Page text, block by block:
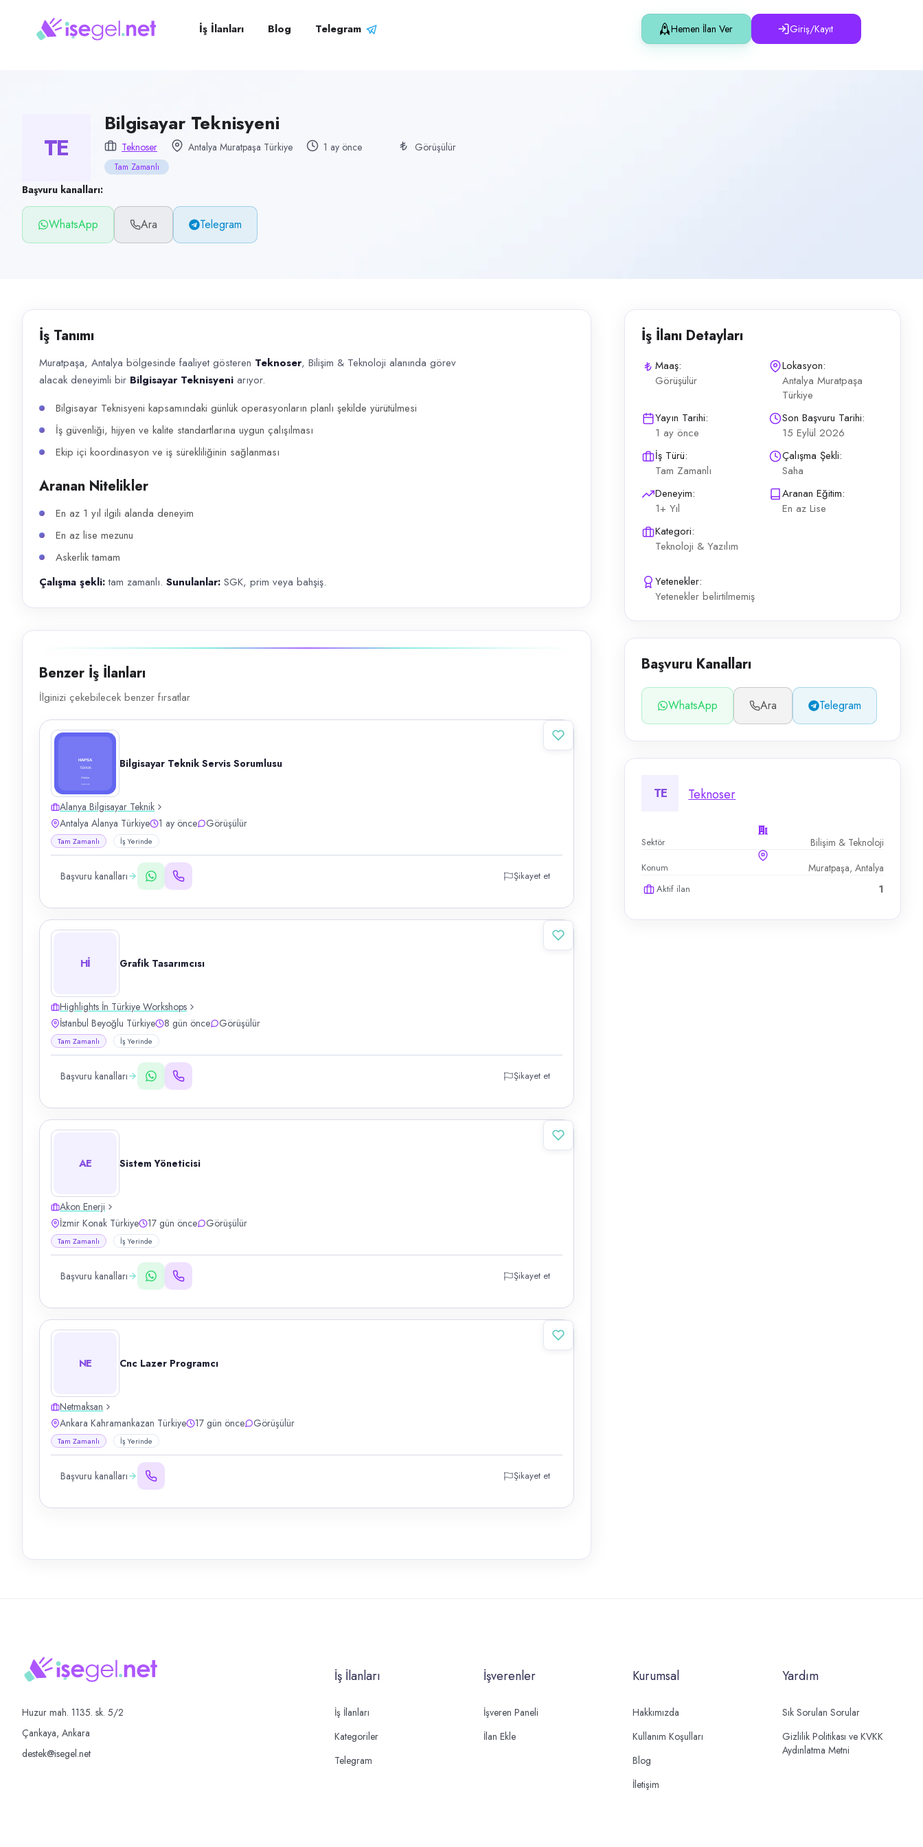
Bilgisayar Teknisyeni
Muratpaşa, Antalya
Çalışma şekli
Tam Zamanlı
Yayın tarihi
17 Haziran 2026
Başvuru kanalları
WhatsApp, Telegram, Telefon
İlan açıklaması
Muratpaşa, Antalya bölgesinde faaliyet gösteren Teknoser , Bilişim & Teknoloji alanında görev alacak deneyimli bir Bilgisayar Teknisyeni arıyor. Bilgisayar Teknisyeni kapsamındaki günlük operasyonların
İş İlanları Blog Telegram Hemen İlan Ver Giriş/Kayıt
TE
Bilgisayar Teknisyeni
Teknoser Antalya Muratpaşa Türkiye 1 ay önce Görüşülür
Tam Zamanlı
Başvuru kanalları:
WhatsApp Ara Telegram
İş Tanımı
Muratpaşa, Antalya bölgesinde faaliyet gösteren Teknoser, Bilişim & Teknoloji alanında görev
alacak deneyimli bir Bilgisayar Teknisyeni arıyor.
Bilgisayar Teknisyeni kapsamındaki günlük operasyonların planlı şekilde yürütülmesi
İş güvenliği, hijyen ve kalite standartlarına uygun çalışılması
Ekip içi koordinasyon ve iş sürekliliğinin sağlanması
Aranan Nitelikler
En az 1 yıl ilgili alanda deneyim
En az lise mezunu
Askerlik tamam
Çalışma şekli:tam zamanlı. Sunulanlar: SGK, prim veya bahşiş.
İş İlanı Detayları
Maaş:
Görüşülür
Lokasyon:
Antalya Muratpaşa
Türkiye
Yayın Tarihi:
1 ay önce
Son Başvuru Tarihi:
15 Eylül 2026
İş Türü:
Tam Zamanlı
Çalışma Şekli:
Saha
Deneyim:
1+ Yıl
Aranan Eğitim:
En az Lise
Kategori:
Teknoloji & Yazılım
Yetenekler:
Yetenekler belirtilmemiş
Başvuru Kanalları
WhatsApp Ara Telegram
TE Teknoser
Sektör Bilişim & Teknoloji
Konum Muratpaşa, Antalya
Aktif ilan 1
Benzer İş İlanları
İlginizi çekebilecek benzer fırsatlar
Bilgisayar Teknik Servis Sorumlusu
Alanya Bilgisayar Teknik
Antalya Alanya Türkiye
1 ay önce Görüşülür
Tam Zamanlı İş Yerinde
Başvuru kanalları Şikayet et
Hİ Grafik Tasarımcısı
Highlights İn Türkiye Workshops
İstanbul Beyoğlu Türkiye
8 gün önce Görüşülür
Tam Zamanlı İş Yerinde
Başvuru kanalları Şikayet et
AE Sistem Yöneticisi
Akon Enerji
İzmir Konak Türkiye
17 gün önce Görüşülür
Tam Zamanlı İş Yerinde
Başvuru kanalları Şikayet et
NE Cnc Lazer Programcı
Netmaksan
Ankara Kahramankazan Türkiye
17 gün önce Görüşülür
Tam Zamanlı İş Yerinde
Başvuru kanalları Şikayet et
Huzur mah. 1135. sk. 5/2
Çankaya, Ankara
destek@isegel.net
İş İlanları
İş İlanları
Kategoriler
Telegram
İşverenler
İşveren Paneli
İlan Ekle
Kurumsal
Hakkımızda
Kullanım Koşulları
Blog
İletişim
Yardım
Sık Sorulan Sorular
Gizlilik Politikası ve KVKK
Aydınlatma Metni